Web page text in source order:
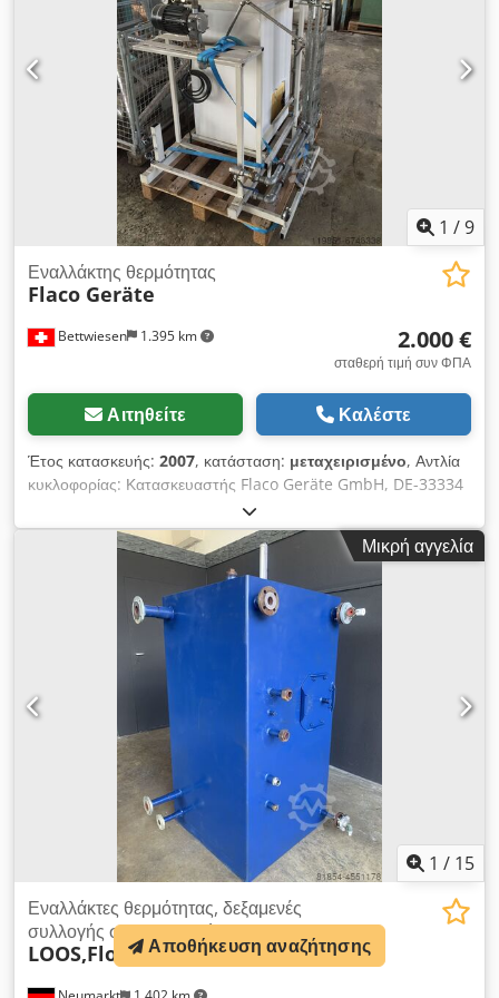
1 /9
Bettwiesen 1.395 km
Εναλλάκτης θερμότητας
Flaco Geräte
2.000 €
σταθερή τιμή συν ΦΠΑ
Αιτηθείτε Καλέστε
Έτος κατασκευής: 2007, κατάσταση: μεταχειρισμένο, Αντλία
κυκλοφορίας: Κατασκευαστής Flaco Geräte GmbH, DE-33334
Gütersloh FZPII/D, Αρ. είδους 4020 5780, Αρ. κατασκευής
01056 Ισχύς: Πίεση: 9,0 bar Ποσ.: 10 l/min 1-N PE 0,55 kW
230 V/50 Hz 3,50 A 1320 στροφές/λεπτό IP 55 Δοχείο
διαστολής: Κατασκευαστής Reflex Winkelmann GmbH & Co.
KG, DE-59227 Ahlen Reflex Αρ. /Serial-no: 06G05194002
prEN 13831 2000 επιτ. θερμοκρασία λειτουργίας: -10/120°C,
Μέγ. συνεχής θερμοκρασία μεμβράνης -10/70°C, 1,5 bar
προρρύθμιση εργοστάσιο/στο έργο, 3,0 bar επιτρεπτή πίεση
λειτουργίας 18 l ονομαστικός όγκος Dsdohq Ricopfx Abzjck
Μικρή αγγελία
1 / 15
Εναλλάκτες θερμότητας, δεξαμενές
συλλογής συμπυκνωμάτων
LOOS,Flowserve Cestra,Cestra
Αποθήκευση αναζήτησης